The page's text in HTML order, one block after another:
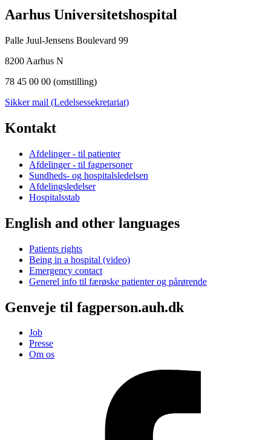
Aarhus Universitetshospital
Palle Juul-Jensens Boulevard 99
8200 Aarhus N
78 45 00 00 (omstilling)
Sikker mail (Ledelsessekretariat)
Kontakt
Afdelinger - til patienter
Afdelinger - til fagpersoner
Sundheds- og hospitalsledelsen
Afdelingsledelser
Hospitalsstab
English and other languages
Patients rights
Being in a hospital (video)
Emergency contact
Generel info til færøske patienter og pårørende
Genveje til fagperson.auh.dk
Job
Presse
Om os